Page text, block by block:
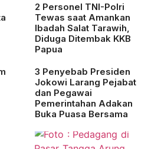
2 Personel TNI-Polri
Tewas saat Amankan
Ibadah Salat Tarawih,
Diduga Ditembak KKB
Papua
3 Penyebab Presiden
Jokowi Larang Pejabat
dan Pegawai
Pemerintahan Adakan
Buka Puasa Bersama